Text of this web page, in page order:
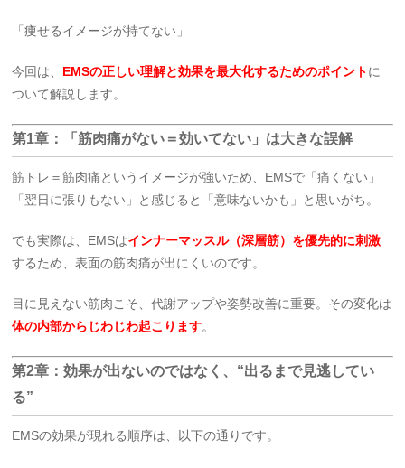
「痩せるイメージが持てない」
今回は、 EMSの正しい理解と効果を最大化するためのポイントに
ついて解説します。
第1章：「筋肉痛がない＝効いてない」は大きな誤解
筋トレ＝筋肉痛というイメージが強いため、EMSで「痛くない」
「翌日に張りもない」と感じると「意味ないかも」と思いがち。
でも実際は、EMSはインナーマッスル（深層筋）を優先的に刺激
するため、表面の筋肉痛が出にくいのです。
目に見えない筋肉こそ、代謝アップや姿勢改善に重要。その変化は
体の内部からじわじわ起こります。
第2章：効果が出ないのではなく、“出るまで見逃してい
る”
EMSの効果が現れる順序は、以下の通りです。